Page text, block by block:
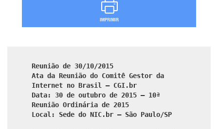
Reunião de 30/10/2015
Ata da Reunião do Comitê Gestor da
Internet no Brasil – CGI.br
Data: 30 de outubro de 2015 – 10ª
Reunião Ordinária de 2015
Local: Sede do NIC.br – São Paulo/SP